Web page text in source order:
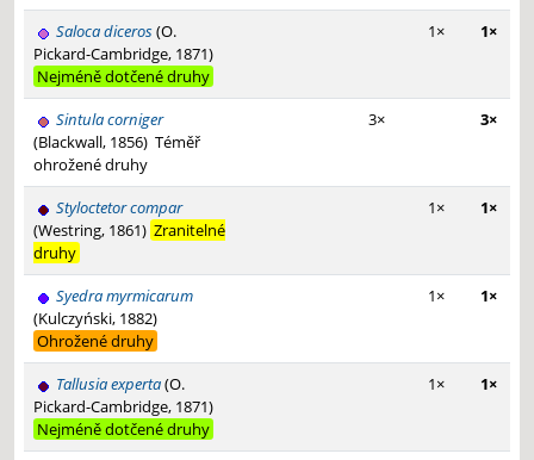
Saloca diceros(O.
Pickard-Cambridge, 1871)
Nejméně dotčené druhy
1× 1×
Sintula corniger
(Blackwall, 1856) Téměř
ohrožené druhy
3× 3×
Styloctetor compar
(Westring, 1861) Zranitelné
druhy
1× 1×
Syedra myrmicarum
(Kulczyński, 1882)
Ohrožené druhy
1× 1×
Tallusia experta(O.
Pickard-Cambridge, 1871)
Nejméně dotčené druhy
1× 1×